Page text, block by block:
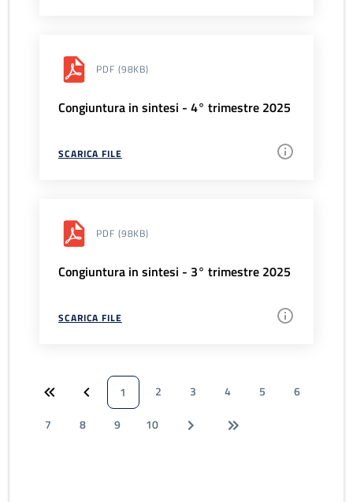
PDF (98KB)
Congiuntura in sintesi - 4° trimestre 2025
SCARICA FILE
PDF (98KB)
Congiuntura in sintesi - 3° trimestre 2025
SCARICA FILE
1 2 3 4 5
6
7
8 9 10